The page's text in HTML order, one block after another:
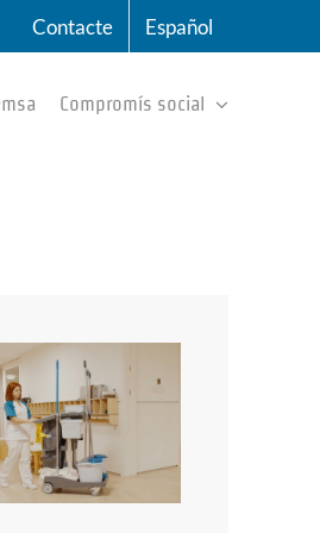
Contacte Español
Compromís social